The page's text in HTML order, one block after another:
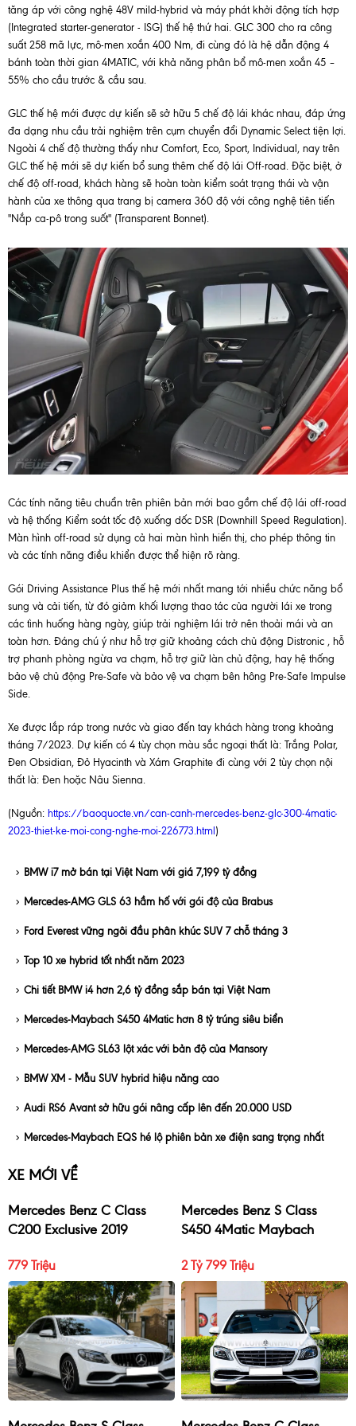
tăng áp với công nghệ 48V mild-hybrid và máy phát khởi động tích hợp
(Integrated starter-generator - ISG) thế hệ thứ hai. GLC 300 cho ra công
suất 258 mã lực, mô-men xoắn 400 Nm, đi cùng đó là hệ dẫn động 4
bánh toàn thời gian 4MATIC, với khả năng phân bổ mô-men xoắn 45 –
55% cho cầu trước & cầu sau.
GLC thế hệ mới được dự kiến sẽ sở hữu 5 chế độ lái khác nhau, đáp ứng
đa dạng nhu cầu trải nghiệm trên cụm chuyển đổi Dynamic Select tiện lợi.
Ngoài 4 chế độ thường thấy như Comfort, Eco, Sport, Individual, nay trên
GLC thế hệ mới sẽ dự kiến bổ sung thêm chế độ lái Off-road. Đặc biệt, ở
chế độ off-road, khách hàng sẽ hoàn toàn kiểm soát trạng thái và vận
hành của xe thông qua trang bị camera 360 độ với công nghệ tiên tiến
"Nắp ca-pô trong suốt" (Transparent Bonnet).
Các tính năng tiêu chuẩn trên phiên bản mới bao gồm chế độ lái off-road
và hệ thống Kiểm soát tốc độ xuống dốc DSR (Downhill Speed Regulation).
Màn hình off-road sử dụng cả hai màn hình hiển thị, cho phép thông tin
và các tính năng điều khiển được thể hiện rõ ràng.
Gói Driving Assistance Plus thế hệ mới nhất mang tới nhiều chức năng bổ
sung và cải tiến, từ đó giảm khối lượng thao tác của người lái xe trong
các tình huống hàng ngày, giúp trải nghiệm lái trở nên thoải mái và an
toàn hơn. Đáng chú ý như hỗ trợ giữ khoảng cách chủ động Distronic , hỗ
trợ phanh phòng ngừa va chạm, hỗ trợ giữ làn chủ động, hay hệ thống
bảo vệ chủ động Pre-Safe và bảo vệ va chạm bên hông Pre-Safe Impulse
Side.
Xe được lắp ráp trong nước và giao đến tay khách hàng trong khoảng
tháng 7/2023. Dự kiến có 4 tùy chọn màu sắc ngoại thất là: Trắng Polar,
Đen Obsidian, Đỏ Hyacinth và Xám Graphite đi cùng với 2 tùy chọn nội
thất là: Đen hoặc Nâu Sienna.
(Nguồn: https://baoquocte.vn/can-canh-mercedes-benz-glc-300-4matic-
2023-thiet-ke-moi-cong-nghe-moi-226773.html )
BMW i7 mở bán tại Việt Nam với giá 7,199 tỷ đồng
Mercedes-AMG GLS 63 hầm hố với gói độ của Brabus
Ford Everest vững ngôi đầu phân khúc SUV 7 chỗ tháng 3
Top 10 xe hybrid tốt nhất năm 2023
Chi tiết BMW i4 hơn 2,6 tỷ đồng sắp bán tại Việt Nam
Mercedes-Maybach S450 4Matic hơn 8 tỷ trúng siêu biển
Mercedes-AMG SL63 lột xác với bản độ của Mansory
BMW XM - Mẫu SUV hybrid hiệu năng cao
Audi RS6 Avant sở hữu gói nâng cấp lên đến 20.000 USD
Mercedes-Maybach EQS hé lộ phiên bản xe điện sang trọng nhất
XE MỚI VỀ
Mercedes Benz C Class
C200 Exclusive 2019
779 Triệu
Mercedes Benz S Class
S450 4Matic Maybach
2 Tỷ 799 Triệu